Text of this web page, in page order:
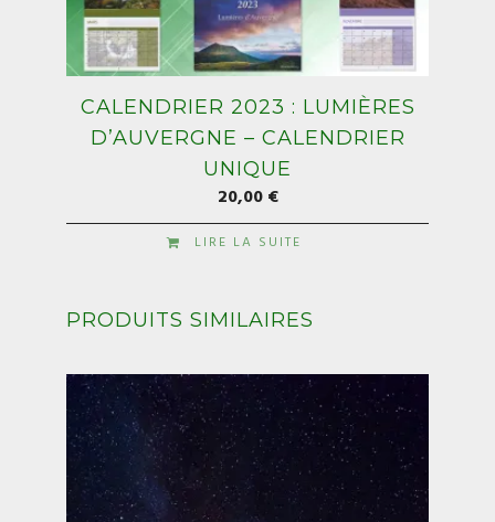
CALENDRIER 2023 : LUMIÈRES
D’AUVERGNE – CALENDRIER
UNIQUE
20,00€
LIRE LA SUITE
PRODUITS SIMILAIRES